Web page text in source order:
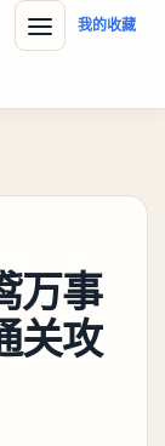
我的收藏
万事
关攻